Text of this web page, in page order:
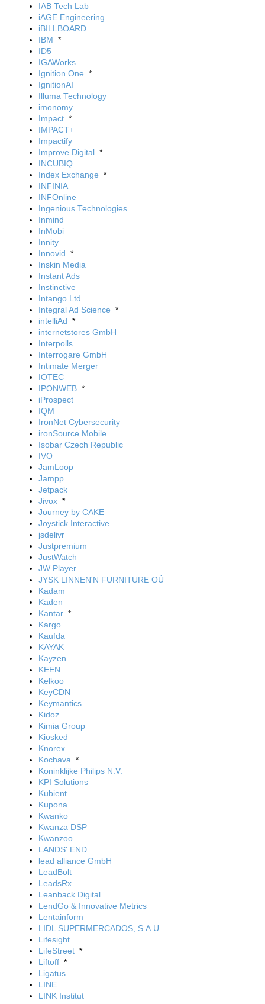
IAB Tech Lab
iAGE Engineering
iBILLBOARD
IBM *
ID5
IGAWorks
Ignition One *
IgnitionAI
Illuma Technology
imonomy
Impact *
IMPACT+
Impactify
Improve Digital *
INCUBIQ
Index Exchange *
INFINIA
INFOnline
Ingenious Technologies
Inmind
InMobi
Innity
Innovid *
Inskin Media
Instant Ads
Instinctive
Intango Ltd.
Integral Ad Science *
intelliAd *
internetstores GmbH
Interpolls
Interrogare GmbH
Intimate Merger
IOTEC
IPONWEB *
iProspect
IQM
IronNet Cybersecurity
ironSource Mobile
Isobar Czech Republic
IVO
JamLoop
Jampp
Jetpack
Jivox *
Journey by CAKE
Joystick Interactive
jsdelivr
Justpremium
JustWatch
JW Player
JYSK LINNEN'N FURNITURE OÜ
Kadam
Kaden
Kantar *
Kargo
Kaufda
KAYAK
Kayzen
KEEN
Kelkoo
KeyCDN
Keymantics
Kidoz
Kimia Group
Kiosked
Knorex
Kochava *
Koninklijke Philips N.V.
KPI Solutions
Kubient
Kupona
Kwanko
Kwanza DSP
Kwanzoo
LANDS' END
lead alliance GmbH
LeadBolt
LeadsRx
Leanback Digital
LendGo & Innovative Metrics
Lentainform
LIDL SUPERMERCADOS, S.A.U.
Lifesight
LifeStreet *
Liftoff *
Ligatus
LINE
LINK Institut